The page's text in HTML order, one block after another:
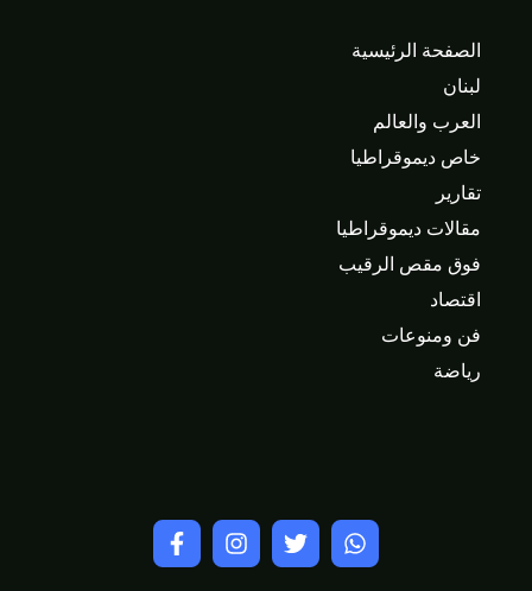
الصفحة الرئيسية
لبنان
العرب والعالم
خاص ديموقراطيا
تقارير
مقالات ديموقراطيا
فوق مقص الرقيب
اقتصاد
فن ومنوعات
رياضة